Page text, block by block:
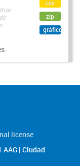
csv
zip
gráfico
license
| Ciudad